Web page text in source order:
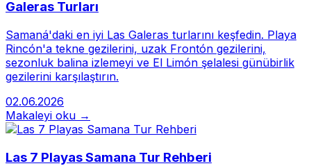
Galeras Turları
Samaná'daki en iyi Las Galeras turlarını keşfedin. Playa
Rincón'a tekne gezilerini, uzak Frontón gezilerini,
sezonluk balina izlemeyi ve El Limón şelalesi günübirlik
gezilerini karşılaştırın.
02.06.2026
Makaleyi oku →
Las 7 Playas Samana Tur Rehberi